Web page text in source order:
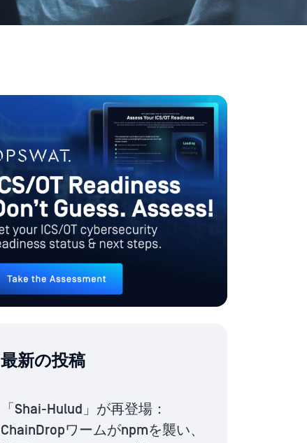
最新の投稿
「Shai-Hulud」が再登場：
ChainDropワームがnpmを襲い、